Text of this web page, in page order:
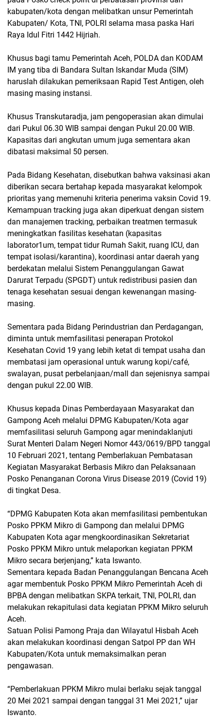
kabupaten/kota dengan melibatkan unsur Pemerintah
Kabupaten/ Kota, TNI, POLRI selama masa paska Hari
Raya Idul Fitri 1442 Hijriah.
Khusus bagi tamu Pemerintah Aceh, POLDA dan KODAM
IM yang tiba di Bandara Sultan Iskandar Muda (SIM)
haruslah dilakukan pemeriksaan Rapid Test Antigen, oleh
masing masing instansi.
Khusus Transkutaradja, jam pengoperasian akan dimulai
dari Pukul 06.30 WIB sampai dengan Pukul 20.00 WIB.
Kapasitas dari angkutan umum juga sementara akan
dibatasi maksimal 50 persen.
Pada Bidang Kesehatan, disebutkan bahwa vaksinasi akan
diberikan secara bertahap kepada masyarakat kelompok
prioritas yang memenuhi kriteria penerima vaksin Covid 19.
Kemampuan tracking juga akan diperkuat dengan sistem
dan manajemen tracking, perbaikan treatmen termasuk
meningkatkan fasilitas kesehatan (kapasitas
laborator1um, tempat tidur Rumah Sakit, ruang ICU, dan
tempat isolasi/karantina), koordinasi antar daerah yang
berdekatan melalui Sistem Penanggulangan Gawat
Darurat Terpadu (SPGDT) untuk redistribusi pasien dan
tenaga kesehatan sesuai dengan kewenangan masing-
masing.
Sementara pada Bidang Perindustrian dan Perdagangan,
diminta untuk memfasilitasi penerapan Protokol
Kesehatan Covid 19 yang lebih ketat di tempat usaha dan
membatasi jam operasional untuk warung kopi/café,
swalayan, pusat perbelanjaan/mall dan sejenisnya sampai
dengan pukul 22.00 WIB.
Khusus kepada Dinas Pemberdayaan Masyarakat dan
Gampong Aceh melalui DPMG Kabupaten/Kota agar
memfasilitasi seluruh Gampong agar menindaklanjuti
Surat Menteri Dalam Negeri Nomor 443/0619/BPD tanggal
10 Februari 2021, tentang Pemberlakuan Pembatasan
Kegiatan Masyarakat Berbasis Mikro dan Pelaksanaan
Posko Penanganan Corona Virus Disease 2019 (Covid 19)
di tingkat Desa.
“DPMG Kabupaten Kota akan memfasilitasi pembentukan
Posko PPKM Mikro di Gampong dan melalui DPMG
Kabupaten Kota agar mengkoordinasikan Sekretariat
Posko PPKM Mikro untuk melaporkan kegiatan PPKM
Mikro secara berjenjang,” kata Iswanto.
Sementara kepada Badan Penanggulangan Bencana Aceh
agar membentuk Posko PPKM Mikro Pemerintah Aceh di
BPBA dengan melibatkan SKPA terkait, TNI, POLRI, dan
melakukan rekapitulasi data kegiatan PPKM Mikro seluruh
Aceh.
Satuan Polisi Pamong Praja dan Wilayatul Hisbah Aceh
akan melakukan koordinasi dengan Satpol PP dan WH
Kabupaten/Kota untuk memaksimalkan peran
pengawasan.
“Pemberlakuan PPKM Mikro mulai berlaku sejak tanggal
20 Mei 2021 sampai dengan tanggal 31 Mei 2021,” ujar
Iswanto.